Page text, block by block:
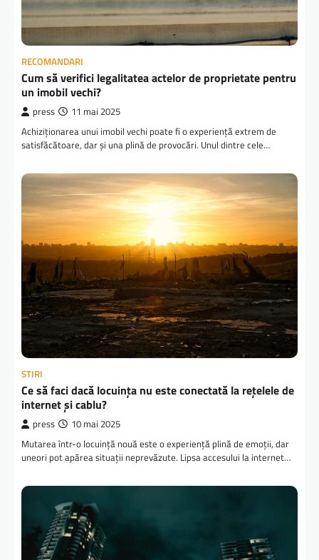
RECOMANDARI
Cum să verifici legalitatea actelor de proprietate pentru
un imobil vechi?
press 11 mai 2025
Achiziționarea unui imobil vechi poate fi o experiență extrem de
satisfăcătoare, dar și una plină de provocări. Unul dintre cele…
STIRI
Ce să faci dacă locuința nu este conectată la rețelele de
internet și cablu?
press 10 mai 2025
Mutarea într-o locuință nouă este o experiență plină de emoții, dar
uneori pot apărea situații neprevăzute. Lipsa accesului la internet…